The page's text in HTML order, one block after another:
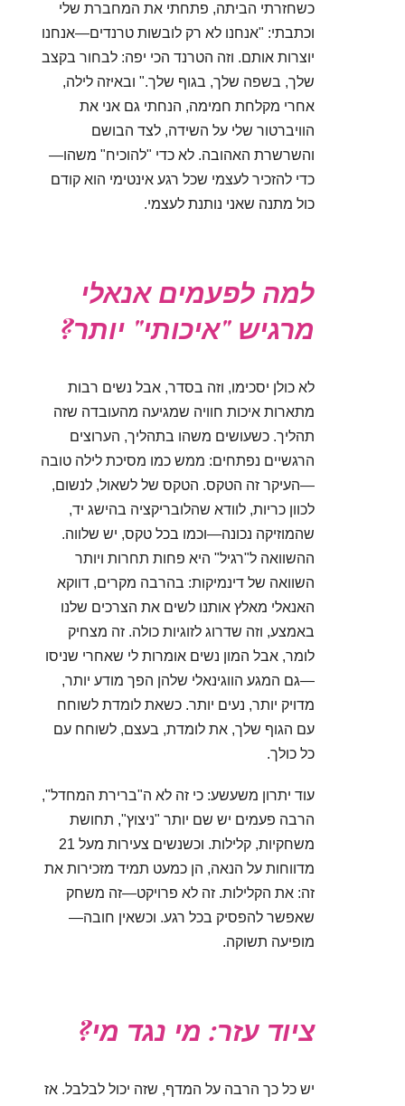
כשחזרתי הביתה, פתחתי את המחברת שלי
וכתבתי: "אנחנו לא רק לובשות טרנדים—אנחנו
יוצרות אותם. וזה הטרנד הכי יפה: לבחור בקצב
שלך, בשפה שלך, בגוף שלך." ובאיזה לילה,
אחרי מקלחת חמימה, הנחתי גם אני את
הוויברטור שלי על השידה, לצד הבושם
והשרשרת האהובה. לא כדי "להוכיח" משהו—
כדי להזכיר לעצמי שכל רגע אינטימי הוא קודם
כול מתנה שאני נותנת לעצמי.
למה לפעמים אנאלי
מרגיש "איכותי" יותר?
לא כולן יסכימו, וזה בסדר, אבל נשים רבות
מתארות איכות חוויה שמגיעה מהעובדה שזה
תהליך. כשעושים משהו בתהליך, הערוצים
הרגשיים נפתחים: ממש כמו מסיכת לילה טובה
—העיקר זה הטקס. הטקס של לשאול, לנשום,
לכוון כריות, לוודא שהלובריקציה בהישג יד,
שהמוזיקה נכונה—וכמו בכל טקס, יש שלווה.
ההשוואה ל"רגיל" היא פחות תחרות ויותר
השוואה של דינמיקות: בהרבה מקרים, דווקא
האנאלי מאלץ אותנו לשים את הצרכים שלנו
באמצע, וזה שדרוג לזוגיות כולה. זה מצחיק
לומר, אבל המון נשים אומרות לי שאחרי שניסו
—גם המגע הווגינאלי שלהן הפך מודע יותר,
מדויק יותר, נעים יותר. כשאת לומדת לשוחח
עם הגוף שלך, את לומדת, בעצם, לשוחח עם
כל כולך.
עוד יתרון משעשע: כי זה לא ה"ברירת המחדל",
הרבה פעמים יש שם יותר "ניצוץ", תחושת
משחקיות, קלילות. וכשנשים צעירות מעל 21
מדווחות על הנאה, הן כמעט תמיד מזכירות את
זה: את הקלילות. זה לא פרויקט—זה משחק
שאפשר להפסיק בכל רגע. וכשאין חובה—
מופיעה תשוקה.
ציוד עזר: מי נגד מי?
יש כל כך הרבה על המדף, שזה יכול לבלבל. אז